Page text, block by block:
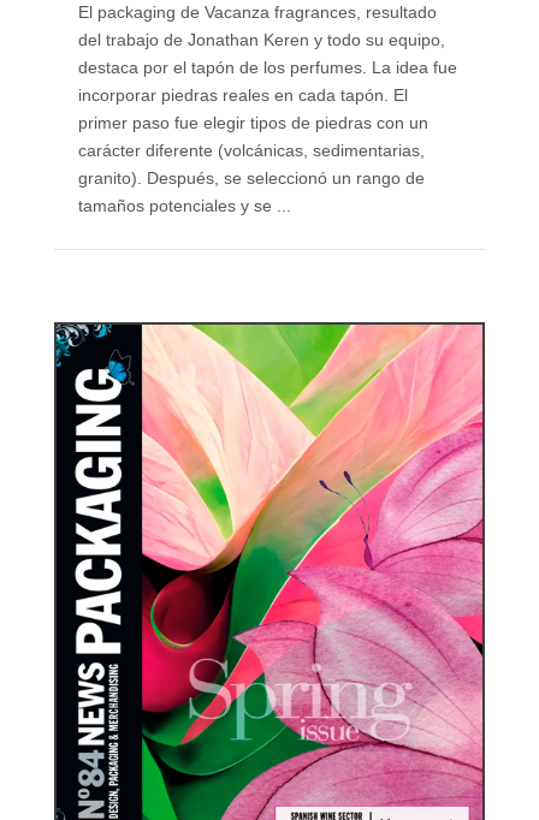
El packaging de Vacanza fragrances, resultado
del trabajo de Jonathan Keren y todo su equipo,
destaca por el tapón de los perfumes. La idea fue
incorporar piedras reales en cada tapón. El
primer paso fue elegir tipos de piedras con un
carácter diferente (volcánicas, sedimentarias,
granito). Después, se seleccionó un rango de
tamaños potenciales y se ...